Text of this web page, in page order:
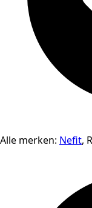
Alle merken: Nefit,